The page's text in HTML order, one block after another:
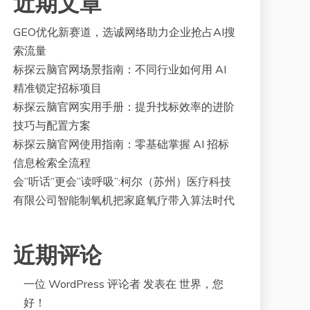
GEO优化新赛道，选诚网络助力企业抢占AI搜
索流量
标探云脑官网场景指南：不同行业如何用 AI
精准锁定招标项目
标探云脑官网实用手册：提升找标效率的进阶
技巧与配置方案
标探云脑官网使用指南：零基础掌握 AI 招标
信息检索全流程
会”听话”更会”读呼吸”:柯尔（苏州）医疗科技
有限公司智能制氧机把家庭氧疗带入算法时代
近期评论
一位 WordPress 评论者 发表在 世界，您
好！